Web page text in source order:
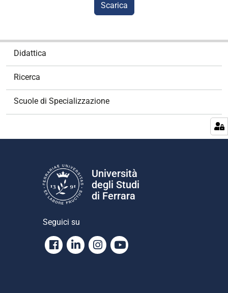
Scarica
Didattica
Ricerca
Scuole di Specializzazione
Università
degli Studi
di Ferrara
Seguici su
Facebook
LinkedinInstagram
Youtube